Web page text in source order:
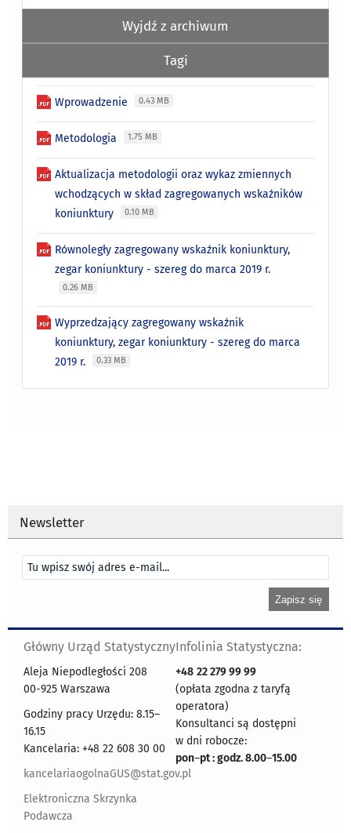
Wyjdź z archiwum
Tagi
Wprowadzenie 0.43 MB
Metodologia 1.75 MB
Aktualizacja metodologii oraz wykaz zmiennych
wchodzących w skład zagregowanych wskaźników
koniunktury
0.10 MB
Równoległy zagregowany wskaźnik koniunktury,
zegar koniunktury - szereg do marca 2019 r.
0.26 MB
Wyprzedzający zagregowany wskaźnik
koniunktury, zegar koniunktury - szereg do marca
2019 r.
0.33 MB
Newsletter
Główny Urząd Statystyczny
Aleja Niepodległości 208
00-925 Warszawa
Godziny pracy Urzędu: 8.15–
16.15
Kancelaria: +48 22 608 30 00
kancelariaogolnaGUS@stat.gov.pl
Elektroniczna Skrzynka
Podawcza
Infolinia Statystyczna:
+48 22 279 99 99
(opłata zgodna z taryfą
operatora)
Konsultanci są dostępni
w dni robocze:
pon–pt : godz. 8.00–15.00